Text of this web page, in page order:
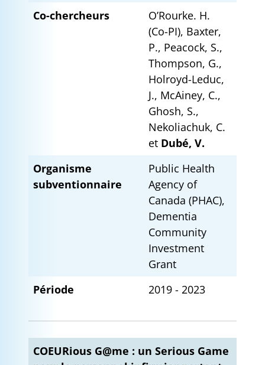
Co-chercheurs
O’Rourke. H.
(Co-PI), Baxter,
P., Peacock, S.,
Thompson, G.,
Holroyd-Leduc,
J., McAiney, C.,
Ghosh, S.,
Nekoliachuk, C.
et Dubé, V.
Organisme
subventionnaire
Public Health
Agency of
Canada (PHAC),
Dementia
Community
Investment
Grant
Période
2019 - 2023
COEURious G@me : un Serious Game